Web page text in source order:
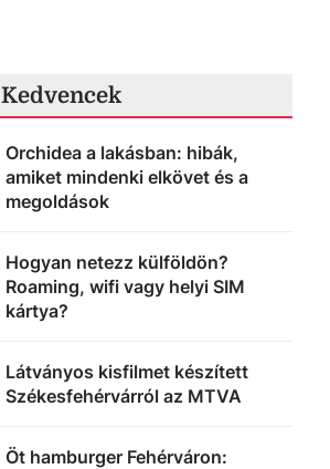
Kedvencek
Orchidea a lakásban: hibák,
amiket mindenki elkövet és a
megoldások
Hogyan netezz külföldön?
Roaming, wifi vagy helyi SIM
kártya?
Látványos kisfilmet készített
Székesfehérvárról az MTVA
Öt hamburger Fehérváron: